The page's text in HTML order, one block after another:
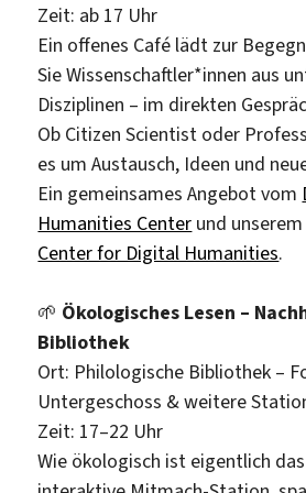
Zeit: ab 17 Uhr
Ein offenes Café lädt zur
Sie Wissenschaftler*innen aus
Disziplinen – im direkten
Ob Citizen Scientist oder
es um Austausch, Ideen und
Ein gemeinsames Angebot vom
Humanities Center und
Center for Digital Humanities.
🌱 Ökologisches Lesen –
Bibliothek
Ort: Philologische Bibliothek –
Untergeschoss & weitere
Zeit: 17–22 Uhr
Wie ökologisch ist eigentlich das